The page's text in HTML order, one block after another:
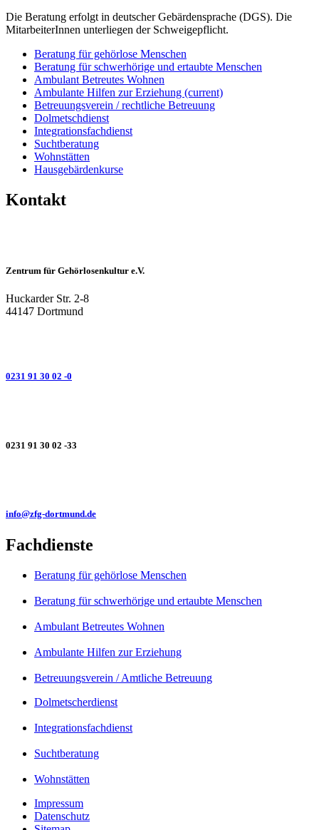
Die Beratung erfolgt in deutscher Gebärdensprache (DGS). Die
MitarbeiterInnen unterliegen der Schweigepflicht.
Beratung für gehörlose Menschen
Beratung für schwerhörige und ertaubte Menschen
Ambulant Betreutes Wohnen
Ambulante Hilfen zur Erziehung (current)
Betreuungsverein / rechtliche Betreuung
Dolmetschdienst
Integrationsfachdienst
Suchtberatung
Wohnstätten
Hausgebärdenkurse
Kontakt
Zentrum für Gehörlosenkultur e.V.
Huckarder Str. 2-8
44147 Dortmund
0231 91 30 02 -0
0231 91 30 02 -33
info@zfg-dortmund.de
Fachdienste
Beratung für gehörlose Menschen
Beratung für schwerhörige und ertaubte Menschen
Ambulant Betreutes Wohnen
Ambulante Hilfen zur Erziehung
Betreuungsverein / Amtliche Betreuung
Dolmetscherdienst
Integrationsfachdienst
Suchtberatung
Wohnstätten
Impressum
Datenschutz